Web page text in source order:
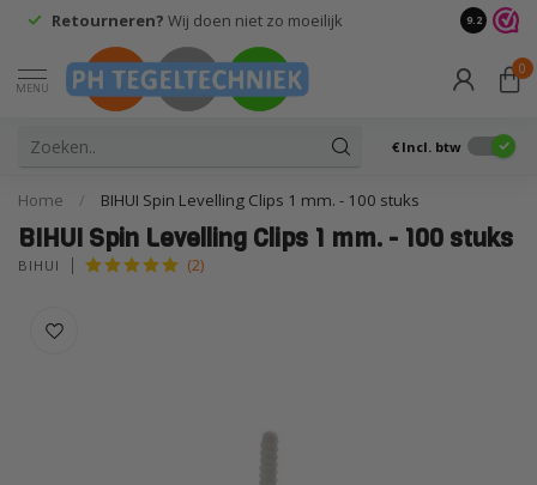
Retourneren? Wij doen niet zo moeilijk 9.2
MENU
0
€ Incl. btw
Home / BIHUI Spin Levelling Clips 1 mm. - 100 stuks
BIHUI Spin Levelling Clips 1 mm. - 100 stuks
BIHUI (2)